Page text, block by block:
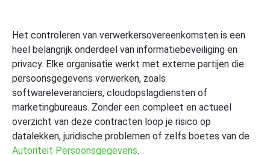
Het controleren van verwerkersovereenkomsten is een
heel belangrijk onderdeel van informatiebeveiliging en
privacy. Elke organisatie werkt met externe partijen die
persoonsgegevens verwerken, zoals
softwareleveranciers, cloudopslagdiensten of
marketingbureaus. Zonder een compleet en actueel
overzicht van deze contracten loop je risico op
datalekken, juridische problemen of zelfs boetes van de
Autoriteit Persoonsgegevens.